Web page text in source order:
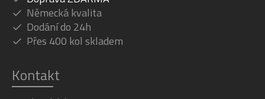
Německá kvalita
Dodání do 24h
Přes 400 kol skladem
Kontakt